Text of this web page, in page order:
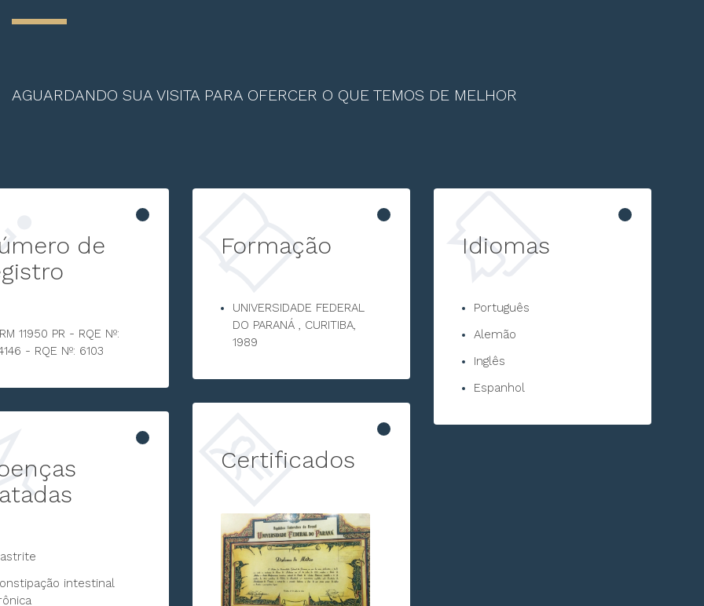
AGUARDANDO SUA VISITA PARA OFERCER O QUE TEMOS DE MELHOR
de
11950 PR - RQE Nº:
- RQE Nº: 6103
Formação
UNIVERSIDADE FEDERAL
DO PARANÁ , CURITIBA,
1989
Idiomas
Português
Alemão
Inglês
Espanhol
Certificados
intestinal